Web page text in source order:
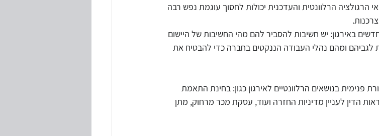
הרגולציה הרלוונטית והעדכנית יכולות לחסוך עוגמת נפש רבה
באירגון: יש חשיבות להסביר להם מהי החשיבות של היישום
לגביהם ומהם נהלי העבודה הננקטים בחברה כדי להבטיח את
פנימית בנושאים הרלוונטיים לאירגון כגון: בחינת התאמת
הדין לעניין מדיניות החזרה ועוד, עסקת מכר מרחוק, מתן